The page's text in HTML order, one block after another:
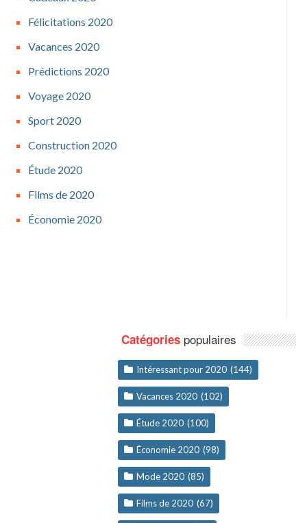
Félicitations 2020
Vacances 2020
Prédictions 2020
Voyage 2020
Sport 2020
Construction 2020
Étude 2020
Films de 2020
Économie 2020
Catégories populaires
Intéressant pour 2020 (144)
Vacances 2020 (102)
Étude 2020 (100)
Économie 2020 (98)
Mode 2020 (85)
Films de 2020 (67)